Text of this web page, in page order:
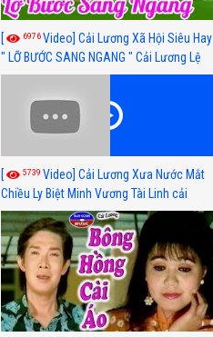
[ 6976Video] Cải Lương Xã Hội Siêu Hay
" LỠ BƯỚC SANG NGANG " Cải Lương Lệ
Thuỷ, Thanh Tuấn, Hồng Nga
[ 5739 Video] Cải Lương Xưa Nước Mắt
Chiều Ly Biệt Minh Vương Tài Linh cải
lương xã hội hay nhất